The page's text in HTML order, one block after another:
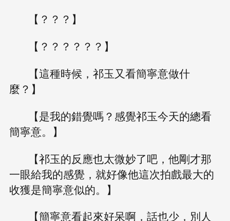
【？？？】
【？？？？？？】
【這種時候，祁玉又看簡寧意做什
麼？】
【是我的錯覺嗎？感覺祁玉今天的總看
簡寧意。】
【祁玉的反應也太微妙了吧，他剛才那
一眼給我的感覺，就好像他這次拍戲最大的
收獲是簡寧意似的。】
【簡寧意看起來好呆啊，話也少，別人